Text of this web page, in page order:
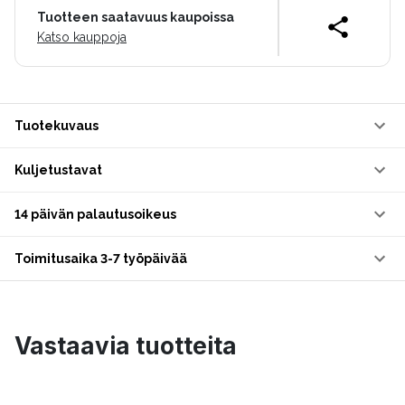
Tuotteen saatavuus kaupoissa
Katso kauppoja
Tuotekuvaus
Kuljetustavat
14 päivän palautusoikeus
Toimitusaika 3-7 työpäivää
Vastaavia tuotteita